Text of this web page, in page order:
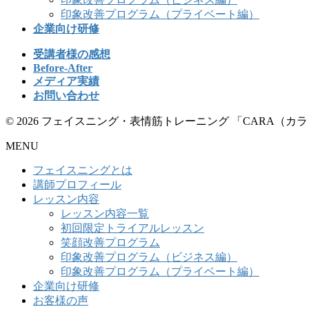
印象改善プログラム（プライベート編）
企業向け研修
受講者様の感想
Before-After
メディア実績
お問い合わせ
© 2026 フェイスニング・表情筋トレーニング 「CARA（カ
MENU
フェイスニングとは
講師プロフィール
レッスン内容
レッスン内容一覧
初回限定トライアルレッスン
笑顔改善プログラム
印象改善プログラム（ビジネス編）
印象改善プログラム（プライベート編）
企業向け研修
お客様の声